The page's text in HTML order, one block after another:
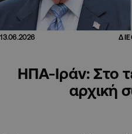
13.06.2026
ΗΠΑ-Ιράν: Στο
αρχική